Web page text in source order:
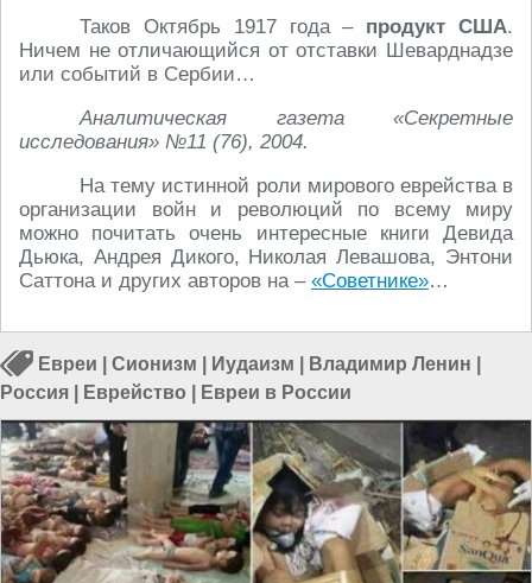
Таков Октябрь 1917 года – продукт США.
Ничем не отличающийся от отставки Шеварднадзе
или событий в Сербии…
Аналитическая газета «Секретные
исследования» №11 (76), 2004.
На тему истинной роли мирового еврейства в
организации войн и революций по всему миру
можно почитать очень интересные книги Девида
Дьюка, Андрея Дикого, Николая Левашова, Энтони
Саттона и других авторов на – «Советнике»…
Евреи Сионизм Иудаизм Владимир Ленин
Россия
Еврейство Евреи в России